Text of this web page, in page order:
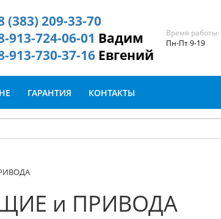
(383) 209-33-70
913-724-06-01 Вадим
913-730-37-16 Евгений
Время работы:
Пн-Пт 9-19
ГАРАНТИЯ КОНТАКТЫ
и ПРИВОДА